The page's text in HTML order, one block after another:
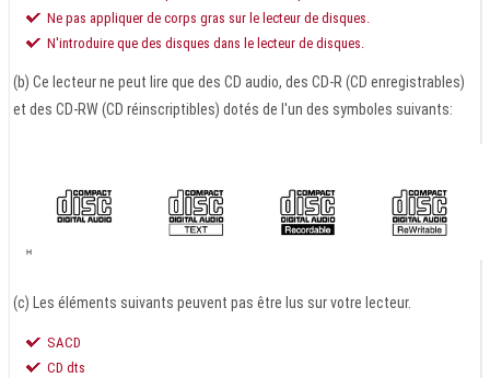
Ne pas appliquer de corps gras sur le lecteur de disques.
N'introduire que des disques dans le lecteur de disques.
(b) Ce lecteur ne peut lire que des CD audio, des CD-R (CD enregistrables)
et des CD-RW (CD réinscriptibles) dotés de l'un des symboles suivants:
(c) Les éléments suivants peuvent pas être lus sur votre lecteur.
SACD
CD dts